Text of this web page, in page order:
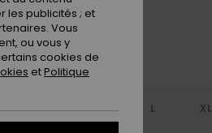
S M L XL
les publicités ; et
Vous
ou vous y
cookies de
etPolitique